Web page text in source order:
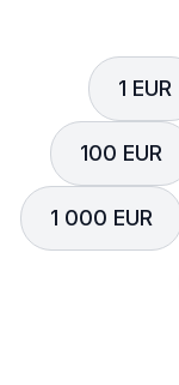
1 EUR
100 EUR
1 000 EUR